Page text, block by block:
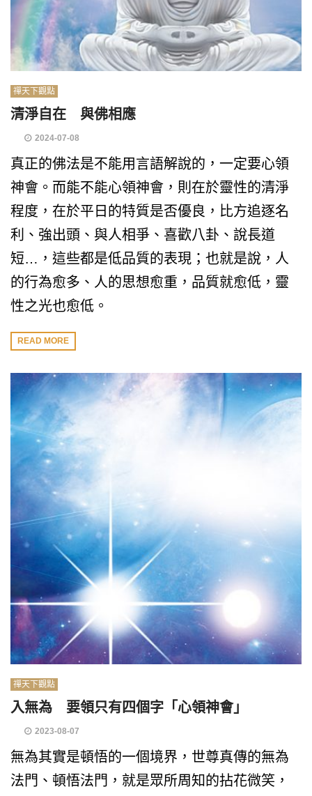
禪天下觀點
清淨自在 與佛相應
2024-07-08
真正的佛法是不能用言語解說的，一定要心領
神會。而能不能心領神會，則在於靈性的清淨
程度，在於平日的特質是否優良，比方追逐名
利、強出頭、與人相爭、喜歡八卦、說長道
短…，這些都是低品質的表現；也就是說，人
的行為愈多、人的思想愈重，品質就愈低，靈
性之光也愈低。
READ MORE
禪天下觀點
入無為 要領只有四個字「心領神會」
2023-08-07
無為其實是頓悟的一個境界，世尊真傳的無為
法門、頓悟法門，就是眾所周知的拈花微笑，